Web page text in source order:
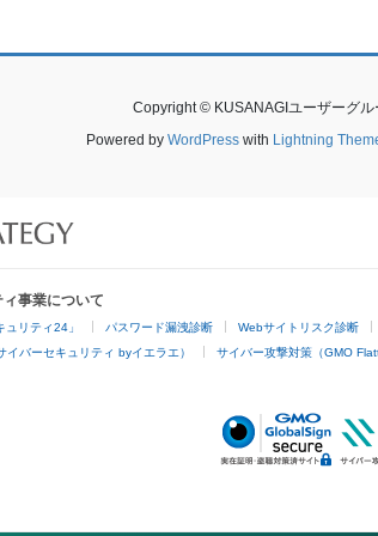
Copyright © KUSANAGIユーザーグ
Powered by WordPresswith Lightning
事業について
リティ24」 パスワード漏洩診断 Webサイトリスク診断
バーセキュリティ byイエラエ） サイバー攻撃対策（GMO